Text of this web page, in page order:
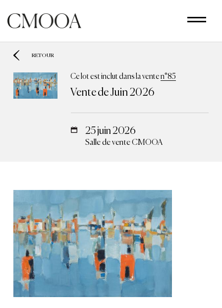
contenu
principal
RETOUR
Ce lot est inclut dans la venten°85
Vente de Juin 2026
25 juin 2026
Salle de vente CMOOA